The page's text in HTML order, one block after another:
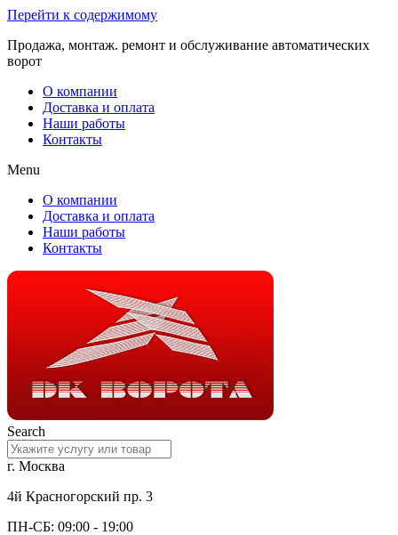
Перейти к содержимому
Продажа, монтаж. ремонт и обслуживание автоматических
ворот
О компании
Доставка и оплата
Наши работы
Контакты
Menu
О компании
Доставка и оплата
Наши работы
Контакты
Search
г. Москва
4й Красногорский пр. 3
ПН-СБ: 09:00 - 19:00